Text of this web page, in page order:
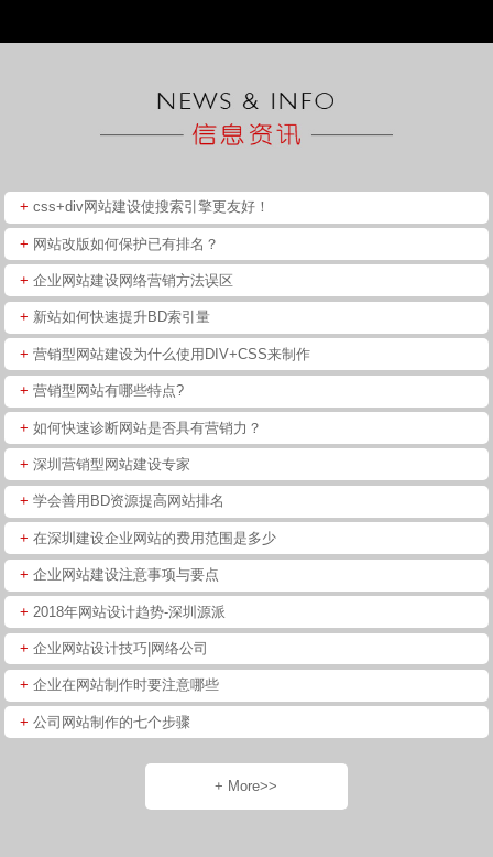
+ css+div网站建设使搜索引擎更友好！
+ 网站改版如何保护已有排名？
+ 企业网站建设网络营销方法误区
+ 新站如何快速提升BD索引量
+ 营销型网站建设为什么使用DIV+CSS来制作
+ 营销型网站有哪些特点?
+ 如何快速诊断网站是否具有营销力？
+ 深圳营销型网站建设专家
+ 学会善用BD资源提高网站排名
+ 在深圳建设企业网站的费用范围是多少
+ 企业网站建设注意事项与要点
+ 2018年网站设计趋势-深圳源派
+ 企业网站设计技巧|网络公司
+ 企业在网站制作时要注意哪些
+ 公司网站制作的七个步骤
+ More>>